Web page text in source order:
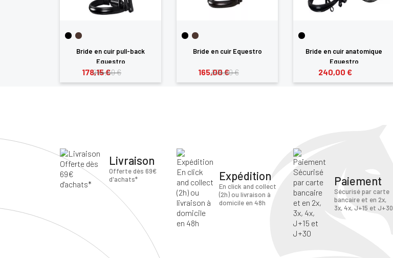
Bride en cuir pull-back
Equestro
254,50 €
178,15 €
Bride en cuir Equestro
275,00 €
165,00 €
Bride en cuir anatomique
Equestro
240,00 €
Livraison
Offerte dès 69€
d'achats*
Expédition
En click and collect
(2h) ou livraison à
domicile en 48h
Paiement
Sécurisé par carte
bancaire et en 2x,
3x, 4x, J+15 et J+30